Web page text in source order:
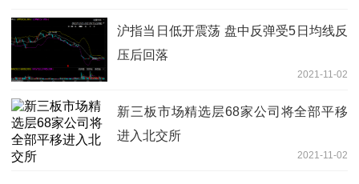
沪指当日低开震荡 盘中反弹受5日均线反
压后回落
2021-11-02
新三板市场精选层68家公司将全部平移
进入北交所
2021-11-02